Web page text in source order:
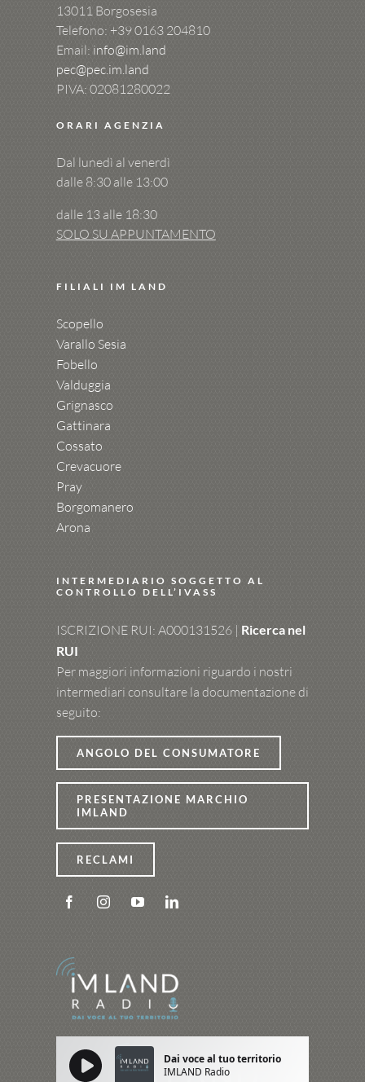
13011 Borgosesia
Telefono: +390163 204810
Email: info@im.land
pec@pec.im.land
PIVA: 02081280022
ORARI AGENZIA
Dal lunedì al venerdì
dalle 8:30 alle 13:00
dalle 13 alle 18:30
SOLO SU APPUNTAMENTO
FILIALI IM LAND
Scopello
Varallo Sesia
Fobello
Valduggia
Grignasco
Gattinara
Cossato
Crevacuore
Pray
Borgomanero
Arona
INTERMEDIARIO SOGGETTO AL
CONTROLLO DELL’IVASS
ISCRIZIONE RUI: A000131526 | Ricerca nel
RUI
Per maggiori informazioni riguardo i nostri
intermediari consultare la documentazione di
seguito:
ANGOLO DEL CONSUMATORE
PRESENTAZIONE MARCHIO
IMLAND
RECLAMI